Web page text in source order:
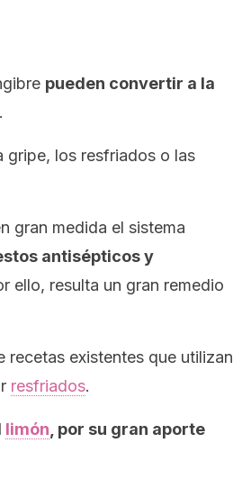
pueden convertir a la
.
gripe, los resfriados o las
gran medida el sistema
antisépticos y
ello, resulta un gran remedio
recetas existentes que utilizan
resfriados.
limón , por su gran aporte